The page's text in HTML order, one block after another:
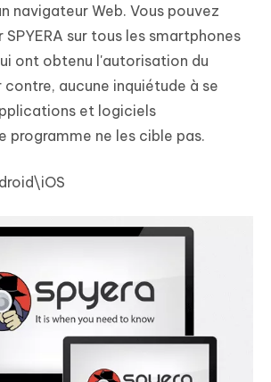
navigateur Web. Vous pouvez
sur tous les smartphones
ont obtenu l'autorisation du
contre, aucune inquiétude à se
et logiciels
programme ne les cible pas.